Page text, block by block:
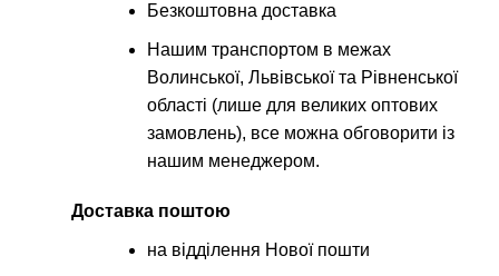
Безкоштовна доставка
Нашим транспортом в межах
Волинської, Львівської та Рівненської
області (лише для великих оптових
замовлень), все можна обговорити із
нашим менеджером.
Доставка поштою
на відділення Нової пошти